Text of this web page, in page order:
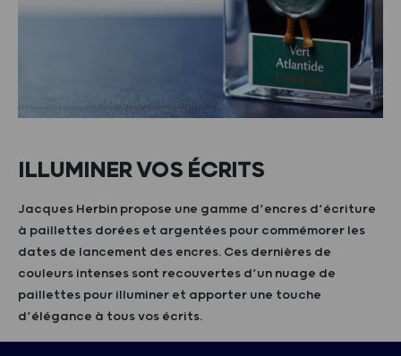
ILLUMINER VOS ÉCRITS
Jacques Herbin propose une gamme d’encres d’écriture
à paillettes dorées et argentées pour commémorer les
dates de lancement des encres. Ces dernières de
couleurs intenses sont recouvertes d’un nuage de
paillettes pour illuminer et apporter une touche
d’élégance à tous vos écrits.